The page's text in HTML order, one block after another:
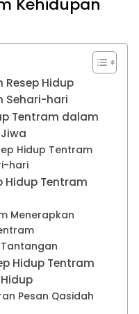
Kehidupan
Hidup
Sehari-hari
Tentram dalam
Hidup Tentram
hari
Hidup Tentram
Menerapkan
Hidup Tentram
Pesan Qasidah